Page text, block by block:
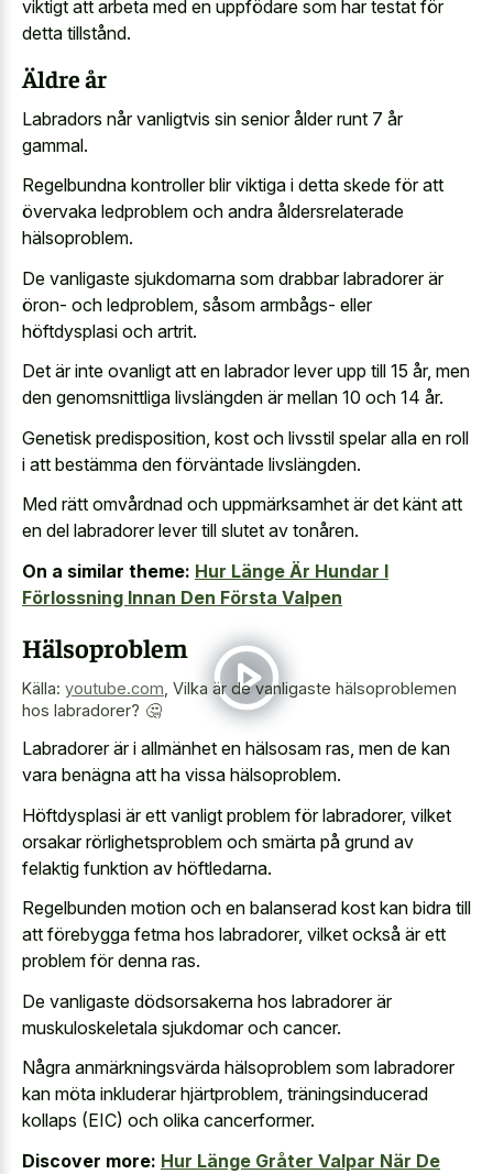
viktigt att arbeta med en uppfödare som har testat för
detta tillstånd.
Äldre år
Labradors når vanligtvis sin senior ålder runt 7 år
gammal.
Regelbundna kontroller blir viktiga i detta skede för att
övervaka ledproblem och andra åldersrelaterade
hälsoproblem.
De vanligaste sjukdomarna som drabbar labradorer är
öron- och ledproblem, såsom armbågs- eller
höftdysplasi och artrit.
Det är inte ovanligt att en labrador lever upp till 15 år, men
den genomsnittliga livslängden är mellan 10 och 14 år.
Genetisk predisposition, kost och livsstil spelar alla en roll
i att bestämma den förväntade livslängden.
Med rätt omvårdnad och uppmärksamhet är det känt att
en del labradorer lever till slutet av tonåren.
On a similar theme: Hur Länge Är Hundar I
Förlossning Innan Den Första Valpen
Hälsoproblem
Källa: youtube.com Vilka är de vanligaste hälsoproblemen
hos labradorer? 🤔
Labradorer är i allmänhet en hälsosam ras, men de kan
vara benägna att ha vissa hälsoproblem.
Höftdysplasi är ett vanligt problem för labradorer, vilket
orsakar rörlighetsproblem och smärta på grund av
felaktig funktion av höftledarna.
Regelbunden motion och en balanserad kost kan bidra till
att förebygga fetma hos labradorer, vilket också är ett
problem för denna ras.
De vanligaste dödsorsakerna hos labradorer är
muskuloskeletala sjukdomar och cancer.
Några anmärkningsvärda hälsoproblem som labradorer
kan möta inkluderar hjärtproblem, träningsinducerad
kollaps (EIC) och olika cancerformer.
Discover more: Hur Länge Gråter Valpar När De